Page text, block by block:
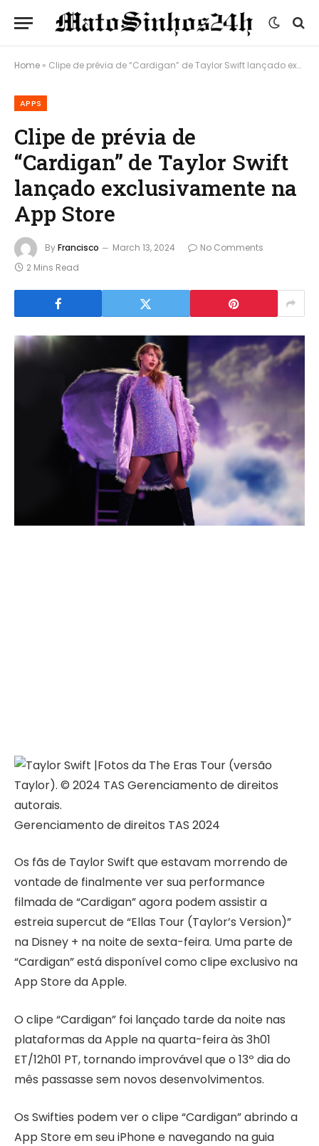
Home » Clipe de prévia de “Cardigan” de Taylor Swift lançado exclusivamente na App Store
APPS
Clipe de prévia de
“Cardigan” de Taylor Swift
lançado exclusivamente na
App Store
ByFrancisco March 13, 2024
No Comments
2 Mins Read
Gerenciamento de direitos TAS 2024
Os fãs de Taylor Swift que estavam morrendo de
vontade de finalmente ver sua performance
filmada de “Cardigan” agora podem assistir a
estreia supercut de “Ellas Tour (Taylor’s Version)”
na Disney + na noite de sexta-feira. Uma parte de
“Cardigan” está disponível como clipe exclusivo na
App Store da Apple.
O clipe “Cardigan” foi lançado tarde da noite nas
plataformas da Apple na quarta-feira às 3h01
ET/12h01 PT, tornando improvável que o 13º dia do
mês passasse sem novos desenvolvimentos.
Os Swifties podem ver o clipe “Cardigan” abrindo a
App Store em seu iPhone e navegando na guia